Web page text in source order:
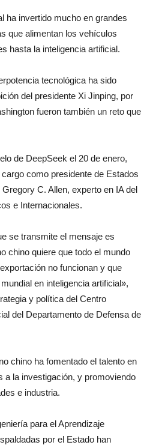
ha invertido mucho en grandes
que alimentan los vehículos
hasta la inteligencia artificial.
tecnológica ha sido
del presidente Xi Jinping, por
fueron también un reto que
de DeepSeek el 20 de enero,
como presidente de Estados
C. Allen, experto en IA del
e Internacionales.
se transmite el mensaje es
chino quiere que todo el mundo
no funcionan y que
en inteligencia artificial»,
y política del Centro
del Departamento de Defensa de
chino ha fomentado el talento en
a la investigación, y promoviendo
e industria.
para el Aprendizaje
por el Estado han